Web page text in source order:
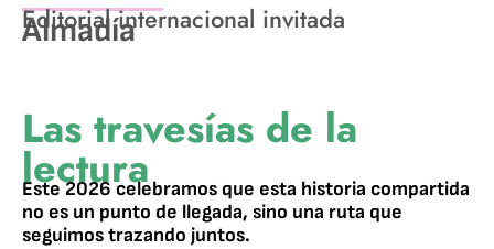
Editorial internacional invitada
Almadía
Las travesías de la
lectura
Este 2026 celebramos que esta historia compartida
no es un punto de llegada, sino una ruta que
seguimos trazando juntos.